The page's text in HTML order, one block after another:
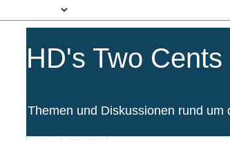
HD's Two Cents
Themen und Diskussionen rund um